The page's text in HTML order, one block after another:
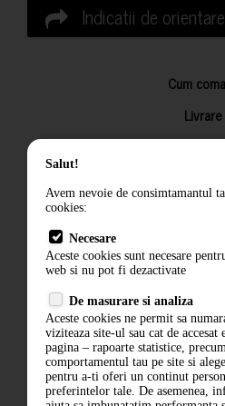
Indicatii de orientare
Cum
Livrare
Returnarea
Termeni si
Politica de
ANPC
Salut!
Avem nevoie de consimtamantul
cookies:
Necesare
Aceste cookies sunt necesare
web si nu pot fi dezactivate
De masurare si analiza
Aceste cookies ne permit sa
viziteaza site-ul sau cat de
pagina – rapoarte statistice,
comportamentul tau pe site si
pentru a-ti oferi un continut
preferintelor tale. De asemenea,